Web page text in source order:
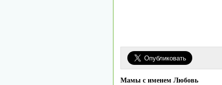
Мамы с именем Любовь